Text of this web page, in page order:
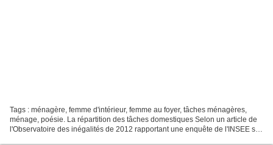
Tags : ménagère, femme d'intérieur, femme au foyer, tâches ménagères,
ménage, poésie. La répartition des tâches domestiques Selon un article de
l'Observatoire des inégalités de 2012 rapportant une enquête de l'INSEE sur